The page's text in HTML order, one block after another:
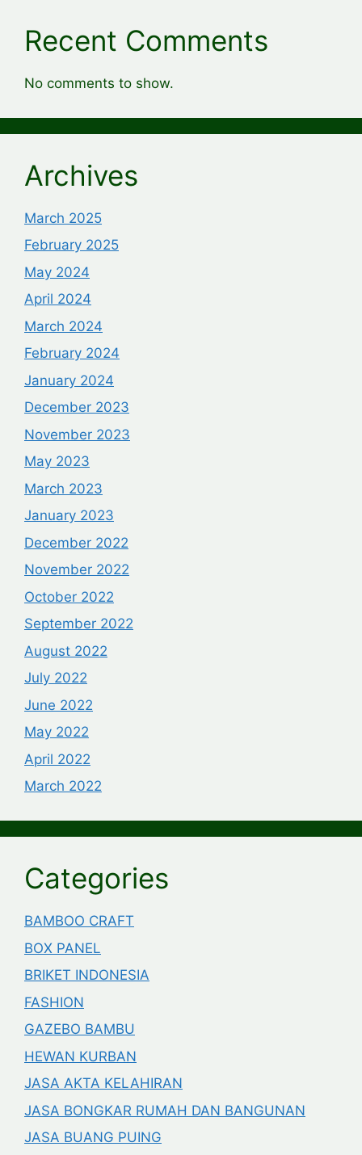
Recent Comments
No comments to show.
Archives
March 2025
February 2025
May 2024
April 2024
March 2024
February 2024
January 2024
December 2023
November 2023
May 2023
March 2023
January 2023
December 2022
November 2022
October 2022
September 2022
August 2022
July 2022
June 2022
May 2022
April 2022
March 2022
Categories
BAMBOO CRAFT
BOX PANEL
BRIKET INDONESIA
FASHION
GAZEBO BAMBU
HEWAN KURBAN
JASA AKTA KELAHIRAN
JASA BONGKAR RUMAH DAN BANGUNAN
JASA BUANG PUING